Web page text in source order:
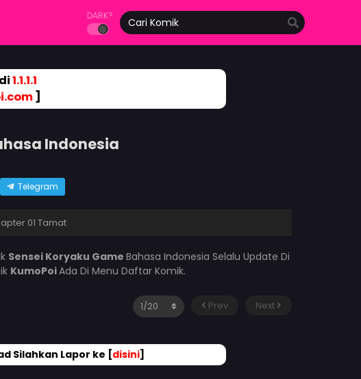
DARK?
1.1.1.1
]
Indonesia
Telegram
01 Tamat
Sensei Koryaku Game Bahasa Indonesia Selalu Update Di
KumoPoiAda Di Menu Daftar Komik.
Prev Next
Silahkan Lapor ke [disini]